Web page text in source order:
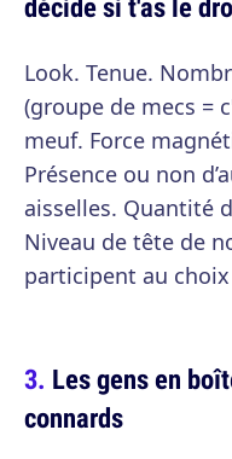
Look. Tenue.
(groupe de mecs =
meuf. Force
Présence ou non
aisselles. Quantité
Niveau de tête de
participent au
Les gens en
connards